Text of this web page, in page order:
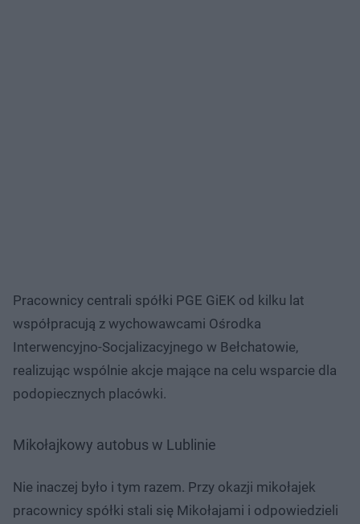
Pracownicy centrali spółki PGE GiEK od kilku lat
współpracują z wychowawcami Ośrodka
Interwencyjno-Socjalizacyjnego w Bełchatowie,
realizując wspólnie akcje mające na celu wsparcie dla
podopiecznych placówki.
Mikołajkowy autobus w Lublinie
Nie inaczej było i tym razem. Przy okazji mikołajek
pracownicy spółki stali się Mikołajami i odpowiedzieli